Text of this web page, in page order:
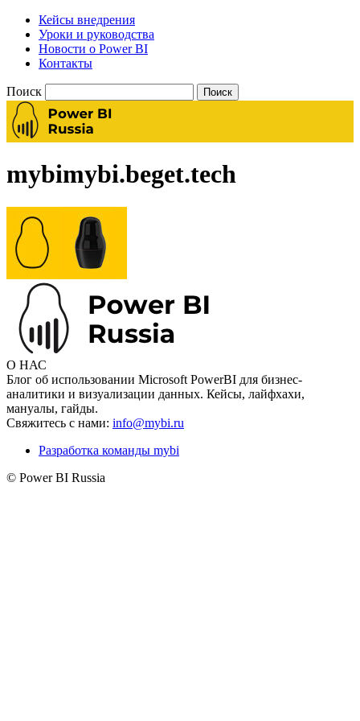
Кейсы внедрения
Уроки и руководства
Новости о Power BI
Контакты
Поиск
mybimybi.beget.tech
О НАС
Блог об использовании Microsoft PowerBI для бизнес-
аналитики и визуализации данных. Кейсы, лайфхахи,
мануалы, гайды.
Свяжитесь с нами: info@mybi.ru
Разработка команды mybi
© Power BI Russia